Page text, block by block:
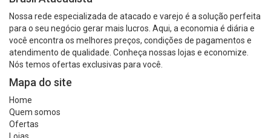
Nossa rede especializada de atacado e varejo é a solução perfeita
para o seu negócio gerar mais lucros. Aqui, a economia é diária e
você encontra os melhores preços, condições de pagamentos e
atendimento de qualidade. Conheça nossas lojas e economize.
Nós temos ofertas exclusivas para você.
Mapa do site
Home
Quem somos
Ofertas